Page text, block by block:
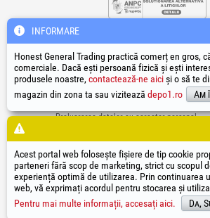
Legături Utile
Prelucrarea datelor cu caracter personal
Datele de identificare ale societății
Autoritatea națională pentru protecția
Soluționarea online a litigiilor
HGT ®, EvoTools® , EvoSanitary®, EvoTools +Plus®, EvoSanitary +Plus®,
PowerForProfessionals
și siglele acestora sunt mărci înregistrate
Copyright 1994-2026Honest General Trading SRL. Toate
INFORMARE
Honest General Trading practică comerț en gros,
comerciale. Dacă ești persoană fizică și ești
produsele noastre, contactează-ne aiciși o să te
magazin din zona ta sau vizitează depo1.ro Am
Acest portal web folosește fișiere de tip cookie
parteneri fără scop de marketing, strict cu scopul
experiență optimă de utilizarea. Prin continuarea
web, vă exprimați acordul pentru stocarea și
Pentru mai multe informații, accesați aici.
Da,